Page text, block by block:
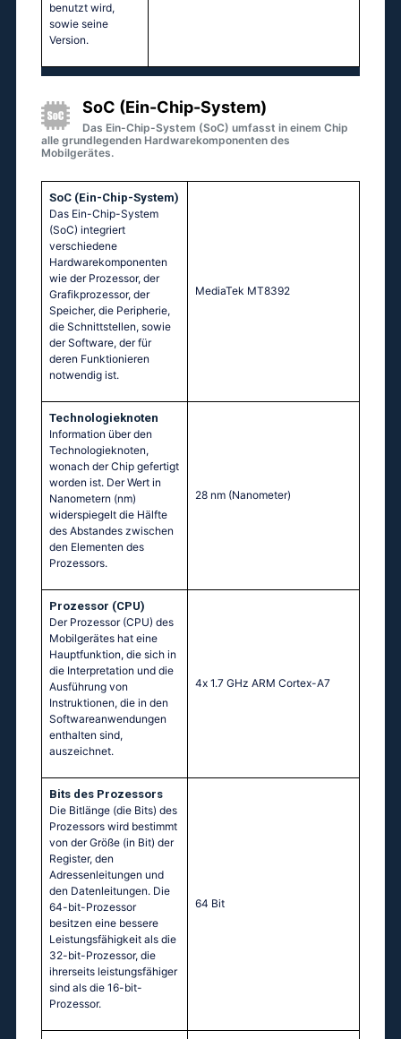
benutzt wird,
sowie seine
Version.
SoC (Ein-Chip-System)
Das Ein-Chip-System (SoC) umfasst in einem Chip
alle grundlegenden Hardwarekomponenten des
Mobilgerätes.
SoC (Ein-Chip-System)
Das Ein-Chip-System
(SoC) integriert
verschiedene
Hardwarekomponenten
wie der Prozessor, der
Grafikprozessor, der
Speicher, die Peripherie,
die Schnittstellen, sowie
der Software, der für
deren Funktionieren
notwendig ist.
МеdiаТеk МТ8392
Technologieknoten
Information über den
Technologieknoten,
wonach der Chip gefertigt
worden ist. Der Wert in
Nanometern (nm)
widerspiegelt die Hälfte
des Abstandes zwischen
den Elementen des
Prozessors.
28 nm (Nanometer)
Prozessor (CPU)
Der Prozessor (CPU) des
Mobilgerätes hat eine
Hauptfunktion, die sich in
die Interpretation und die
Ausführung von
Instruktionen, die in den
Softwareanwendungen
enthalten sind,
auszeichnet.
4х 1.7 GНz АRМ Соrtех-А7
Bits des Prozessors
Die Bitlänge (die Bits) des
Prozessors wird bestimmt
von der Größe (in Bit) der
Register, den
Adressenleitungen und
den Datenleitungen. Die
64-bit-Prozessor
besitzen eine bessere
Leistungsfähigkeit als die
32-bit-Prozessor, die
ihrerseits leistungsfähiger
sind als die 16-bit-
Prozessor.
64 Bit